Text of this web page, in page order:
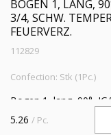
BOGEN 1, LANG,
3/4, SCHW.
FEUERVERZ.
112829
Confection: Stk (1Pc.)
Bogen 1, lang, 90°,
Betriebstemperatur -
schwarzer
5.26 / Pc.